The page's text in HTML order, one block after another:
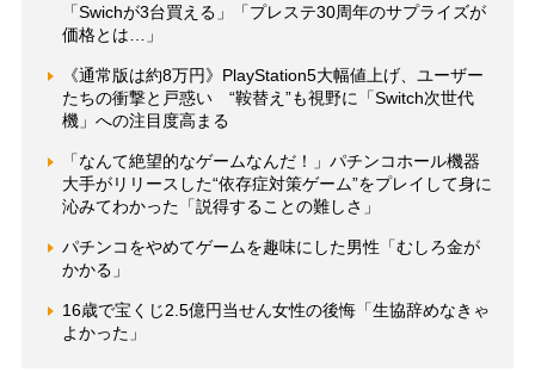
「Swichが3台買える」「プレステ30周年のサプライズが
価格とは…」
《通常版は約8万円》PlayStation5大幅値上げ、ユーザー
たちの衝撃と戸惑い “鞍替え”も視野に「Switch次世代
機」への注目度高まる
「なんて絶望的なゲームなんだ！」パチンコホール機器
大手がリリースした“依存症対策ゲーム”をプレイして身に
沁みてわかった「説得することの難しさ」
パチンコをやめてゲームを趣味にした男性「むしろ金が
かかる」
16歳で宝くじ2.5億円当せん女性の後悔「生協辞めなきゃ
よかった」